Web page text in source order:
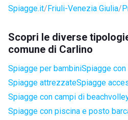
Spiagge.it Friuli-Venezia Giulia
Scopri le diverse
comune di Carlino
Spiagge per bambiniSpiagge
Spiagge attrezzateSpiagge
Spiagge con campi di
Spiagge con piscina e posto